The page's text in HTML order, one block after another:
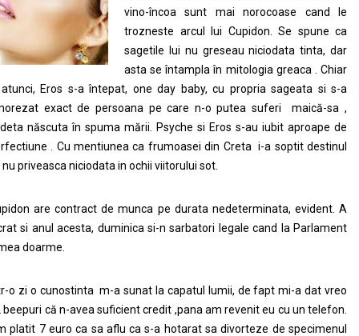
vino-încoa sunt mai norocoase cand le
trozneste arcul lui Cupidon. Se spune ca
sagetile lui nu greseau niciodata tinta, dar
asta se întampla în mitologia greaca . Chiar
Eros s-a întepat, one day baby, cu propria sageata si s-a
exact de persoana pe care n-o putea suferi maică-sa ,
născuta în spuma mării. Psyche si Eros s-au iubit aproape de
. Cu mentiunea ca frumoasei din Creta i-a soptit destinul
nu priveasca niciodata in ochii viitorului sot.
are contract de munca pe durata nedeterminata, evident. A
si anul acesta, duminica si-n sarbatori legale cand la Parlament
doarme.
o zi o cunostinta m-a sunat la capatul lumii, de fapt mi-a dat vreo
beepuri că n-avea suficient credit ,pana am revenit eu cu un telefon.
platit 7 euro ca sa aflu ca s-a hotarat sa divorteze de specimenul